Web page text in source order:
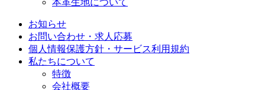
本革生地について
お知らせ
お問い合わせ・求人応募
個人情報保護方針・サービス利用規約
私たちについて
特徴
会社概要